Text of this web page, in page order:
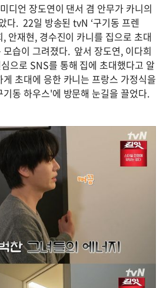
디언 장도연이 댄서 겸 안무가 카니의
다. 22일 방송된 tvN ‘구기동 프렌
, 안재현, 경수진이 카니를 집으로 초대
습이 그려졌다. 앞서 장도연, 이다희
으로 SNS를 통해 집에 초대했다고 알
초대에 응한 카니는 프랑스 가정식을
동 하우스'에 방문해 눈길을 끌었다.